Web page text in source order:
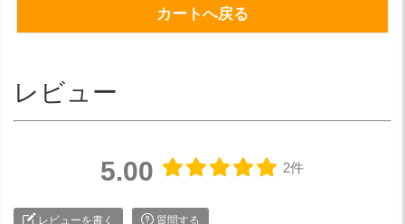
カートへ戻る
レビュー
5.00 2件
レビューを書く 質問する